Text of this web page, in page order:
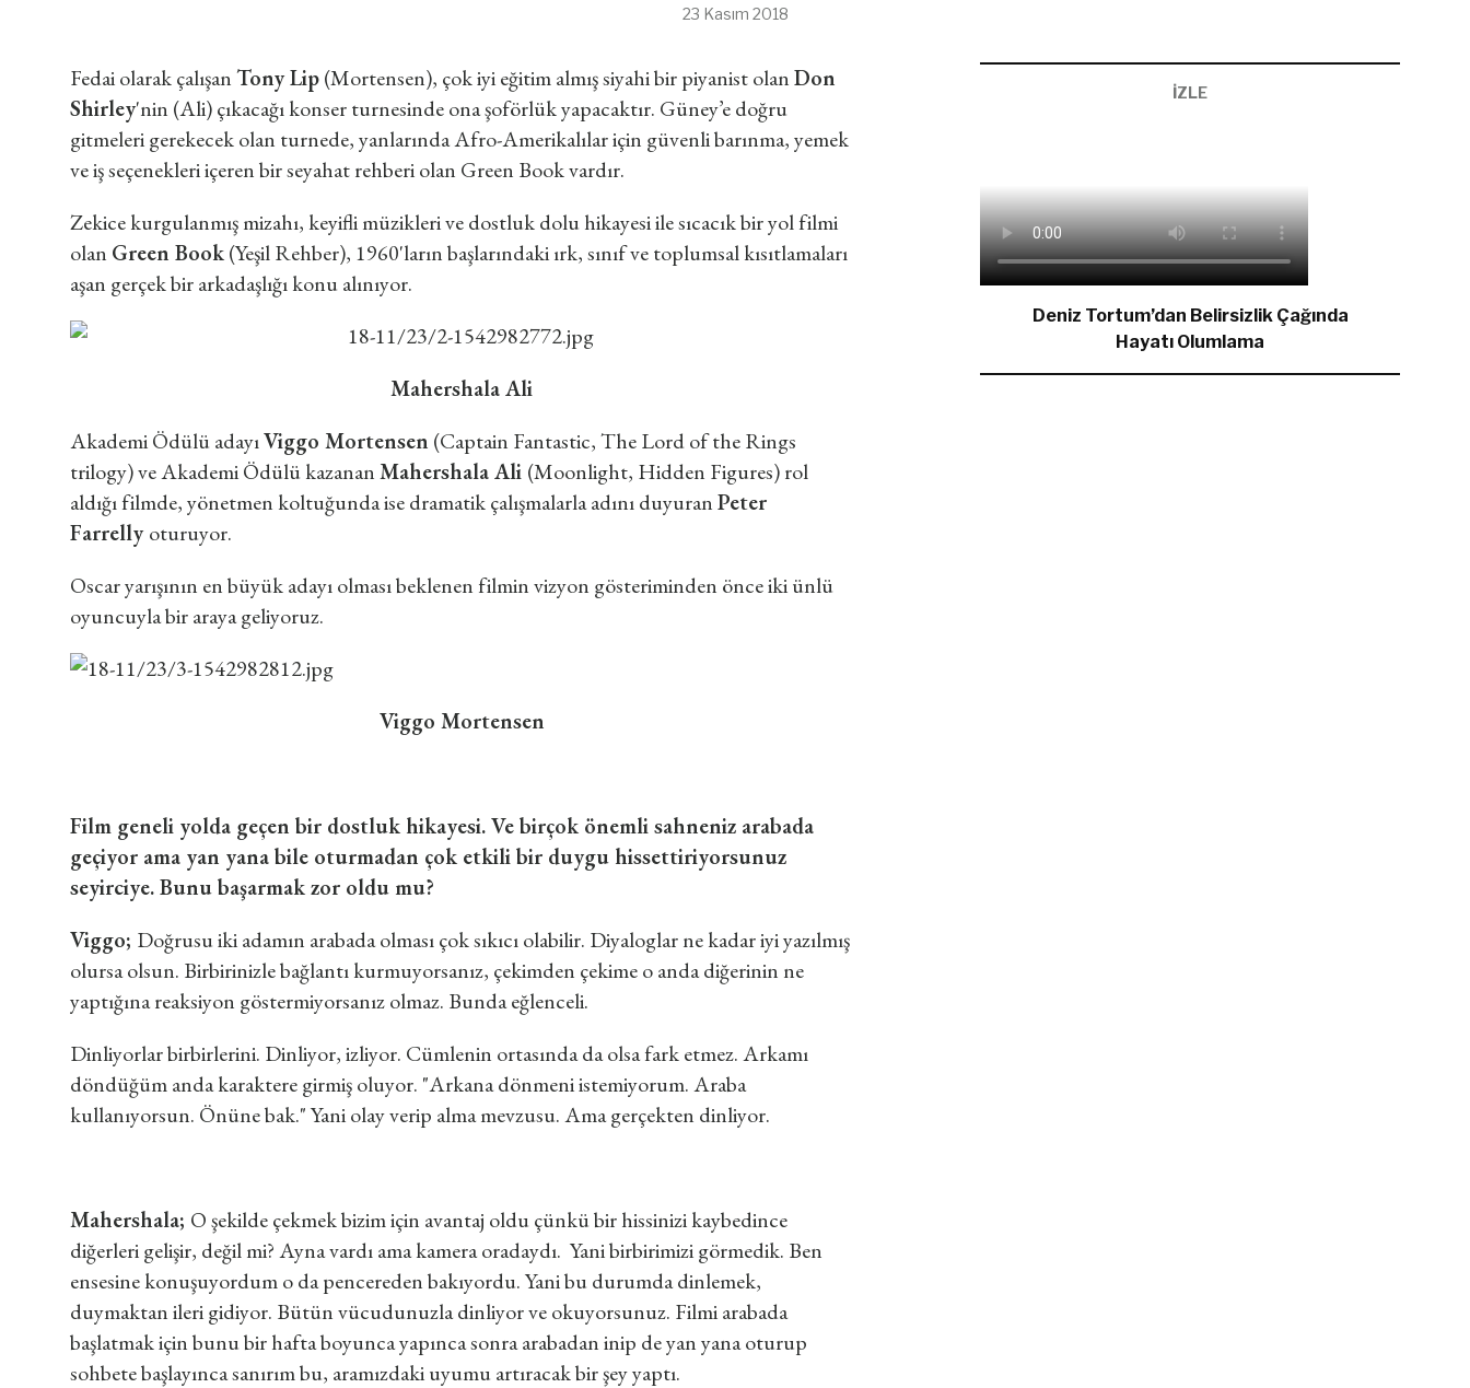
23 Kasım 2018
Fedai olarak çalışanTony Lip(Mortensen), çok iyi eğitim almış siyahi bir piyanist olanDon
Shirley'nin (Ali) çıkacağı konser turnesinde ona şoförlük yapacaktır. Güney’e doğru
gitmeleri gerekecek olan turnede, yanlarında Afro-Amerikalılar için güvenli barınma, yemek
ve iş seçenekleri içeren bir seyahat rehberi olan Green Book vardır.
Zekice kurgulanmış mizahı, keyifli müzikleri ve dostluk dolu hikayesi ile sıcacık bir yol filmi
olan Green Book(Yeşil Rehber), 1960'ların başlarındaki ırk, sınıf ve toplumsal kısıtlamaları
aşan gerçek bir arkadaşlığı konu alınıyor.
Mahershala Ali
Akademi Ödülü adayıViggo Mortensen (Captain Fantastic, The Lord of the Rings
trilogy) ve Akademi Ödülü kazananMahershala Ali (Moonlight, Hidden Figures) rol
aldığı filmde, yönetmen koltuğunda ise dramatik çalışmalarla adını duyuranPeter
Farrellyoturuyor.
Oscar yarışının en büyük adayı olması beklenen filmin vizyon gösteriminden önce iki ünlü
oyuncuyla bir araya geliyoruz.
Viggo Mortensen
Film geneli yolda geçen bir dostluk hikayesi. Ve birçok önemli sahneniz arabada
geçiyor ama yan yana bile oturmadan çok etkili bir duygu hissettiriyorsunuz
seyirciye. Bunu başarmak zor oldu mu?
Viggo; Doğrusu iki adamın arabada olması çok sıkıcı olabilir. Diyaloglar ne kadar iyi yazılmış
olursa olsun. Birbirinizle bağlantı kurmuyorsanız, çekimden çekime o anda diğerinin ne
yaptığına reaksiyon göstermiyorsanız olmaz. Bunda eğlenceli.
Dinliyorlar birbirlerini. Dinliyor, izliyor. Cümlenin ortasında da olsa fark etmez. Arkamı
döndüğüm anda karaktere girmiş oluyor. "Arkana dönmeni istemiyorum. Araba
kullanıyorsun. Önüne bak." Yani olay verip alma mevzusu. Ama gerçekten dinliyor.
Mahershala; O şekilde çekmek bizim için avantaj oldu çünkü bir hissinizi kaybedince
diğerleri gelişir, değil mi? Ayna vardı ama kamera oradaydı. Yani birbirimizi görmedik. Ben
ensesine konuşuyordum o da pencereden bakıyordu. Yani bu durumda dinlemek,
duymaktan ileri gidiyor. Bütün vücudunuzla dinliyor ve okuyorsunuz. Filmi arabada
başlatmak için bunu bir hafta boyunca yapınca sonra arabadan inip de yan yana oturup
sohbete başlayınca sanırım bu, aramızdaki uyumu artıracak bir şey yaptı.
İZLE
Deniz Tortum’dan Belirsizlik Çağında
Hayatı Olumlama